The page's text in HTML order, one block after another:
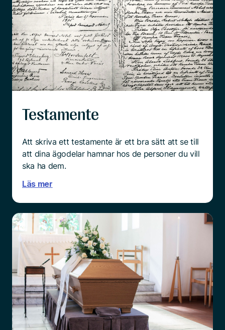
Testamente
Att skriva ett testamente är ett bra sätt att se till
att dina ägodelar hamnar hos de personer du vill
ska ha dem.
Läs mer